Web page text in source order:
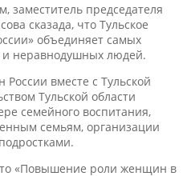
заместитель председателя
сказада, что Тульское
объединяет самых
и неравнодушных людей.
вместе с Тульской
Тульской области
семейного воспитания,
семьям, организации
«Повышение роли женщин в